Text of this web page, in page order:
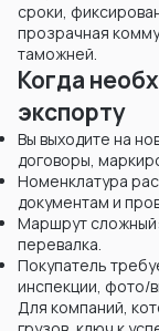
сроки,
прозрачная
таможней.
Когда
экспорту
Вы выходите на
договоры,
Номенклатура
документам и
Маршрут
перевалка.
Покупатель
инспекции, фото/
Для компаний,